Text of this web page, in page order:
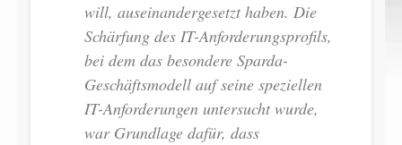
will, auseinandergesetzt haben. Die
Schärfung des IT-Anforderungsprofils,
bei dem das besondere Sparda-
Geschäftsmodell auf seine speziellen
IT-Anforderungen untersucht wurde,
war Grundlage dafür, dass